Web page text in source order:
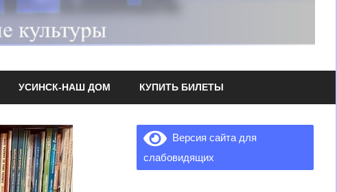
УСИНСК-НАШ ДОМ КУПИТЬ БИЛЕТЫ
Версия сайта для
слабовидящих